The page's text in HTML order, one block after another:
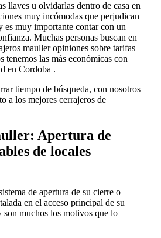
llaves u olvidarlas dentro de casa en
muy incómodas que perjudican
es muy importante contar con un
Muchas personas buscan en
mauller opiniones sobre tarifas
tenemos las más económicas con
en Cordoba .
tiempo de búsqueda, con nosotros
a los mejores cerrajeros de
Apertura de
de locales
de apertura de su cierre o
en el acceso principal de su
son muchos los motivos que lo